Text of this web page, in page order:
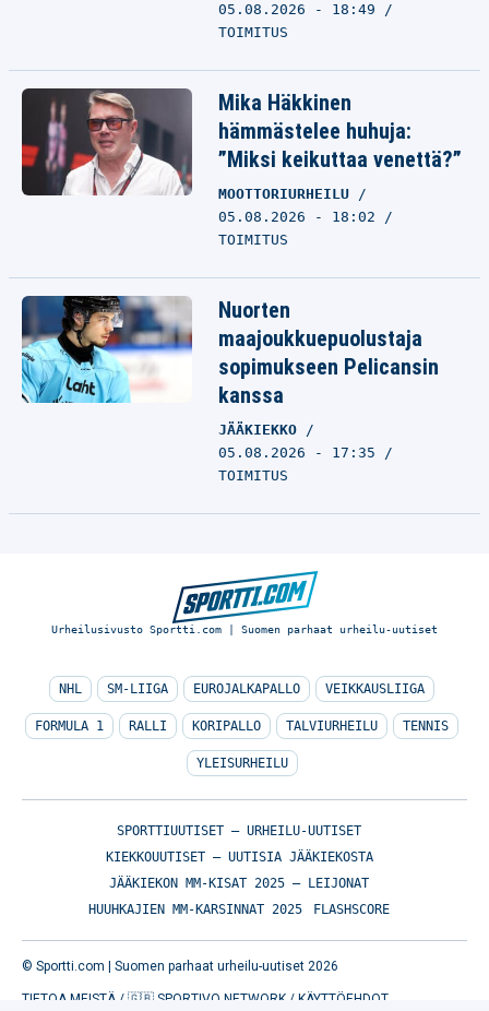
05.08.2026 - 18:49
TOIMITUS
Mika Häkkinen
hämmästelee huhuja:
”Miksi keikuttaa venettä?”
MOOTTORIURHEILU
05.08.2026 - 18:02
TOIMITUS
Nuorten
maajoukkuepuolustaja
sopimukseen Pelicansin
kanssa
JÄÄKIEKKO
05.08.2026 - 17:35
TOIMITUS
Urheilusivusto Sportti.com | Suomen parhaat urheilu-uutiset
NHL SM-LIIGA EUROJALKAPALLO VEIKKAUSLIIGA
FORMULA 1 RALLI KORIPALLO TALVIURHEILU TENNIS
YLEISURHEILU
SPORTTIUUTISET – URHEILU-UUTISET
KIEKKOUUTISET – UUTISIA JÄÄKIEKOSTA
JÄÄKIEKON MM-KISAT 2025 – LEIJONAT
HUUHKAJIEN MM-KARSINNAT 2025
FLASHSCORE
© Sportti.com | Suomen parhaat urheilu-uutiset 2026
TIETOA MEISTÄ / 🇬🇧 SPORTIVO NETWORK / KÄYTTÖEHDOT